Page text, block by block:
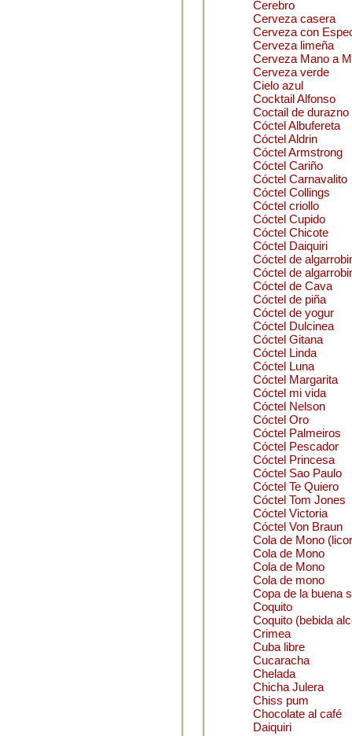
Cerebro
Cerveza casera
Cerveza con
Cerveza limeña
Cerveza Mano a
Cerveza verde
Cielo azul
Cocktail Alfonso
Coctail de durazno
Cóctel Albufereta
Cóctel Aldrin
Cóctel Armstrong
Cóctel Cariño
Cóctel Carnavalito
Cóctel Collings
Cóctel criollo
Cóctel Cupido
Cóctel Chicote
Cóctel Daiquiri
Cóctel de
Cóctel de
Cóctel de Cava
Cóctel de piña
Cóctel de yogur
Cóctel Dulcinea
Cóctel Gitana
Cóctel Linda
Cóctel Luna
Cóctel Margarita
Cóctel mi vida
Cóctel Nelson
Cóctel Oro
Cóctel Palmeiros
Cóctel Pescador
Cóctel Princesa
Cóctel Sao Paulo
Cóctel Te Quiero
Cóctel Tom Jones
Cóctel Victoria
Cóctel Von Braun
Cola de Mono
Cola de Mono
Cola de Mono
Cola de mono
Copa de la buena
Coquito
Coquito (bebida
Crimea
Cuba libre
Cucaracha
Chelada
Chicha Julera
Chiss pum
Chocolate al café
Daiquiri